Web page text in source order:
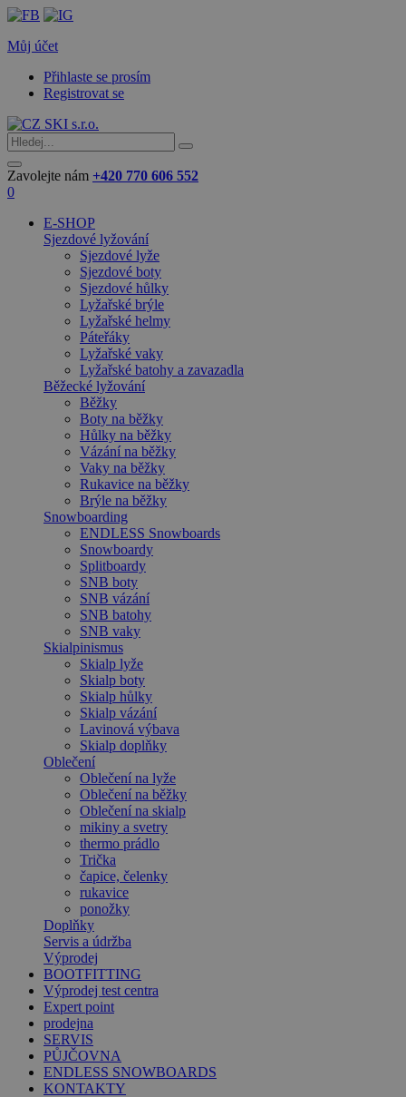
Můj účet
Přihlaste se prosím
Registrovat se
Zavolejte nám +420 770 606 552
0
E-SHOP
Sjezdové lyžování
Sjezdové lyže
Sjezdové boty
Sjezdové hůlky
Lyžařské brýle
Lyžařské helmy
Páteřáky
Lyžařské vaky
Lyžařské batohy a zavazadla
Běžecké lyžování
Běžky
Boty na běžky
Hůlky na běžky
Vázání na běžky
Vaky na běžky
Rukavice na běžky
Brýle na běžky
Snowboarding
ENDLESS Snowboards
Snowboardy
Splitboardy
SNB boty
SNB vázání
SNB batohy
SNB vaky
Skialpinismus
Skialp lyže
Skialp boty
Skialp hůlky
Skialp vázání
Lavinová výbava
Skialp doplňky
Oblečení
Oblečení na lyže
Oblečení na běžky
Oblečení na skialp
mikiny a svetry
thermo prádlo
Trička
čapice, čelenky
rukavice
ponožky
Doplňky
Servis a údržba
Výprodej
BOOTFITTING
Výprodej test centra
Expert point
prodejna
SERVIS
PŮJČOVNA
ENDLESS SNOWBOARDS
KONTAKTY